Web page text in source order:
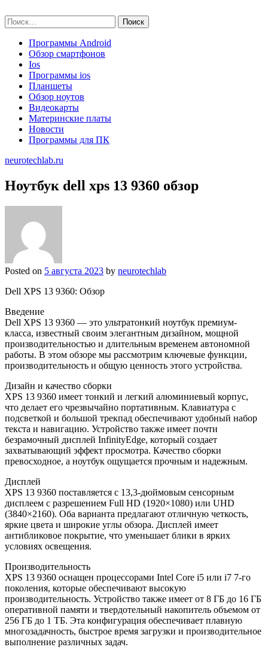
to
content
Найти:
Программы Android
Обзор смартфонов
Ios
Программы ios
Планшеты
Обзор ноутов
Видеокарты
Материнские платы
Новости
Программы для ПК
neurotechlab.ru
Ноутбук dell xps 13 9360 обзор
Posted on 5 августа 2023 by neurotechlab
Dell XPS 13 9360: Обзор
Введение
Dell XPS 13 9360 — это ультратонкий ноутбук премиум-
класса, известный своим элегантным дизайном, мощной
производительностью и длительным временем автономной
работы. В этом обзоре мы рассмотрим ключевые функции,
производительность и общую ценность этого устройства.
Дизайн и качество сборки
XPS 13 9360 имеет тонкий и легкий алюминиевый корпус,
что делает его чрезвычайно портативным. Клавиатура с
подсветкой и большой трекпад обеспечивают удобный набор
текста и навигацию. Устройство также имеет почти
безрамочный дисплей InfinityEdge, который создает
захватывающий эффект просмотра. Качество сборки
превосходное, а ноутбук ощущается прочным и надежным.
Дисплей
XPS 13 9360 поставляется с 13,3-дюймовым сенсорным
дисплеем с разрешением Full HD (1920×1080) или UHD
(3840×2160). Оба варианта предлагают отличную четкость,
яркие цвета и широкие углы обзора. Дисплей имеет
антибликовое покрытие, что уменьшает блики в ярких
условиях освещения.
Производительность
XPS 13 9360 оснащен процессорами Intel Core i5 или i7 7-го
поколения, которые обеспечивают высокую
производительность. Устройство также имеет от 8 ГБ до 16 ГБ
оперативной памяти и твердотельный накопитель объемом от
256 ГБ до 1 ТБ. Эта конфигурация обеспечивает плавную
многозадачность, быстрое время загрузки и производительное
выполнение различных задач.